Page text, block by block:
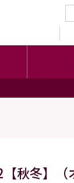
秋冬】（